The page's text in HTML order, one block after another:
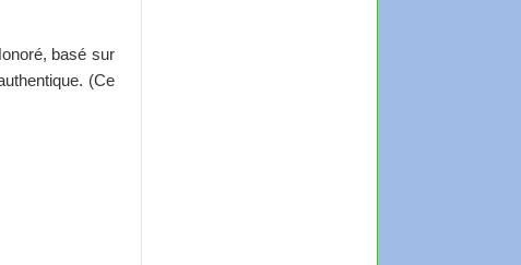
basé sur
(Ce